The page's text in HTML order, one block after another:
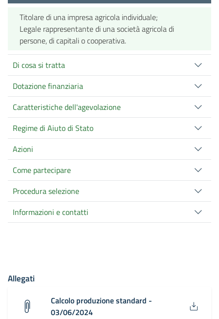
Titolare di una impresa agricola individuale;
Legale rappresentante di una società agricola di
persone, di capitali o cooperativa.
Di cosa si tratta
Dotazione finanziaria
Caratteristiche dell'agevolazione
Regime di Aiuto di Stato
Azioni
Come partecipare
Procedura selezione
Informazioni e contatti
Allegati
Calcolo produzione standard -
03/06/2024